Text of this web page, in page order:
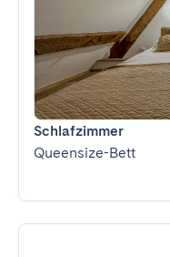
Schlafzimmer
Queensize-Bett